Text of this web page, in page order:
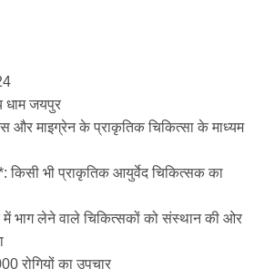
धाम जयपुर
और माइग्रेन के प्राकृतिक चिकित्सा के माध्यम
किसी भी प्राकृतिक आयुर्वेद चिकित्सक का
में भाग लेने वाले चिकित्सकों को संस्थान की ओर
रोगियों का उपचार